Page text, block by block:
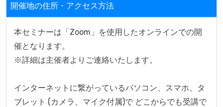
開催地の住所・アクセス方法
本セミナーは「Zoom」を使用したオンラインでの開
催となります。
※詳細は主催者よりご連絡いたします。
インターネットに繋がっているパソコン、スマホ、タ
ブレット (カメラ、マイク付属)で どこからでも受講で